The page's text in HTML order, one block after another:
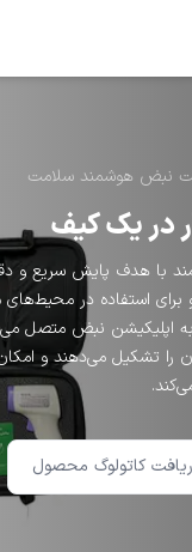
نبض هوشمند سلامت
در یک کیف
با هدف پایش سریع و
برای استفاده در
اپلیکیشن نبض متصل
را تشکیل می‌دهند و
کاتولوگ محصول